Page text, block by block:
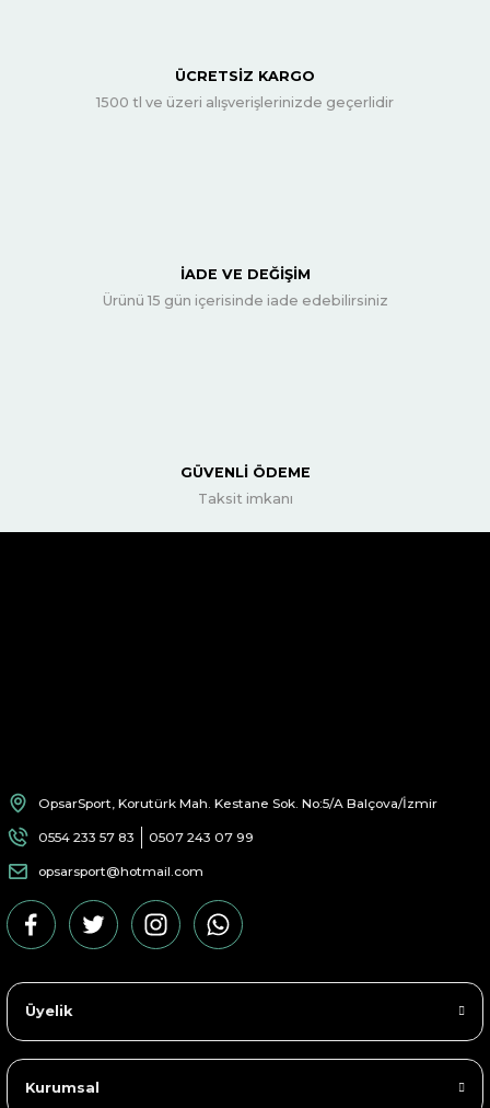
ÜCRETSİZ KARGO
1500 tl ve üzeri alışverişlerinizde geçerlidir
İADE VE DEĞİŞİM
Ürünü 15 gün içerisinde iade edebilirsiniz
GÜVENLİ ÖDEME
Taksit imkanı
OpsarSport, Korutürk Mah. Kestane Sok. No:5/A Balçova/İzmir
0554 233 57 83 0507 243 07 99
opsarsport@hotmail.com
Üyelik
Kurumsal